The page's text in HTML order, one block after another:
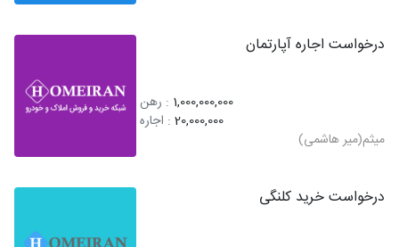
درخواست اجاره آپارتمان
1,000,000,000 : رهن
20,000,000 : اجاره
میثم(میر هاشمی)
درخواست خرید کلنگی